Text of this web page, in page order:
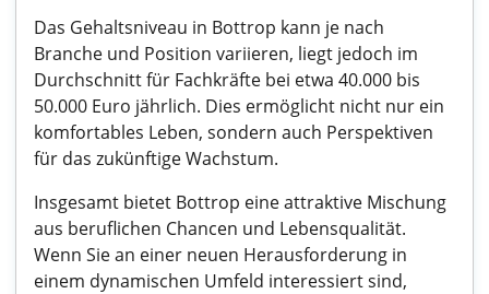
Das Gehaltsniveau in Bottrop kann je nach
Branche und Position variieren, liegt jedoch im
Durchschnitt für Fachkräfte bei etwa 40.000 bis
50.000 Euro jährlich. Dies ermöglicht nicht nur ein
komfortables Leben, sondern auch Perspektiven
für das zukünftige Wachstum.
Insgesamt bietet Bottrop eine attraktive Mischung
aus beruflichen Chancen und Lebensqualität.
Wenn Sie an einer neuen Herausforderung in
einem dynamischen Umfeld interessiert sind,